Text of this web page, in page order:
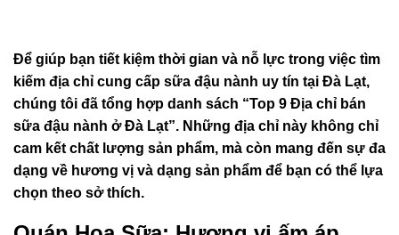
Để giúp bạn tiết kiệm thời gian và nỗ lực trong việc tìm
kiếm địa chỉ cung cấp sữa đậu nành uy tín tại Đà Lạt,
chúng tôi đã tổng hợp danh sách “Top 9 Địa chỉ bán
sữa đậu nành ở Đà Lạt”. Những địa chỉ này không chỉ
cam kết chất lượng sản phẩm, mà còn mang đến sự đa
dạng về hương vị và dạng sản phẩm để bạn có thể lựa
chọn theo sở thích.